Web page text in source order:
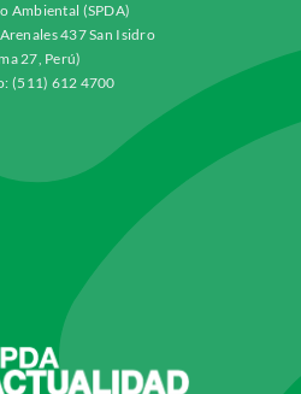
Ambiental (SPDA)
437 San Isidro
27, Perú)
(511) 612 4700